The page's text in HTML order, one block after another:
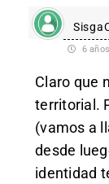
6
Claro que
territorial.
(vamos a
desde
identidad